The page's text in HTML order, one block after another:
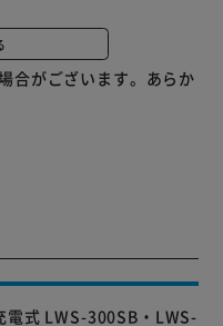
電流回路を搭載し、長時
夏場や閉ざされた空間で
合がございます。あらか